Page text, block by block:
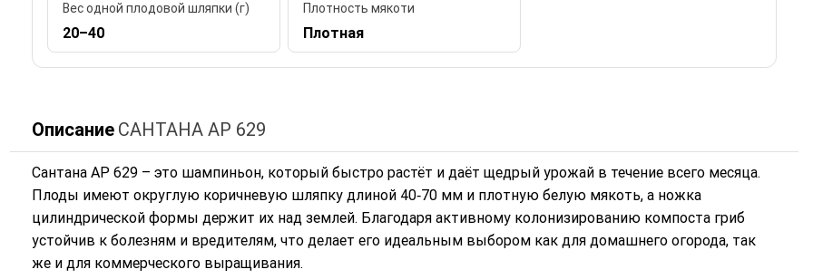
Вес одной плодовой шляпки (г)
20–40
Плотность мякоти
Плотная
Описание САНТАНА АР 629
Сантана АР 629 – это шампиньон, который быстро растёт и даёт щедрый урожай в течение всего месяца.
Плоды имеют округлую коричневую шляпку длиной 40‑70 мм и плотную белую мякоть, а ножка
цилиндрической формы держит их над землей. Благодаря активному колонизированию компоста гриб
устойчив к болезням и вредителям, что делает его идеальным выбором как для домашнего огорода, так
же и для коммерческого выращивания.